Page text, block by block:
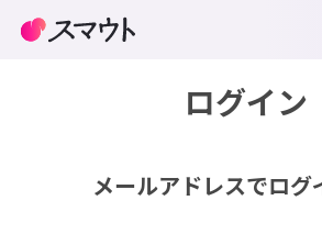
ログイン
メールアドレスでログ